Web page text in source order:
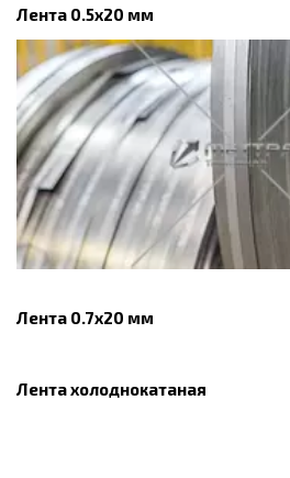
Лента 0.5x20 мм
Лента 0.7x20 мм
Лента холоднокатаная